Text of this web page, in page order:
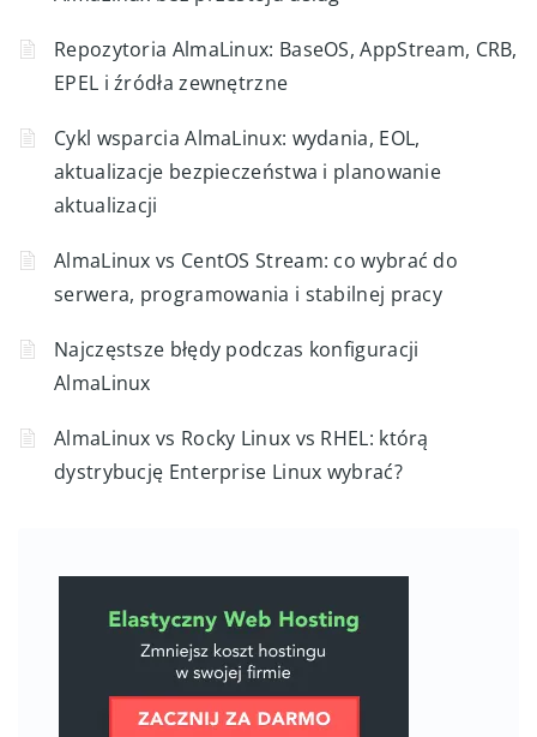
Repozytoria AlmaLinux: BaseOS, AppStream, CRB,
EPEL i źródła zewnętrzne
Cykl wsparcia AlmaLinux: wydania, EOL,
aktualizacje bezpieczeństwa i planowanie
aktualizacji
AlmaLinux vs CentOS Stream: co wybrać do
serwera, programowania i stabilnej pracy
Najczęstsze błędy podczas konfiguracji
AlmaLinux
AlmaLinux vs Rocky Linux vs RHEL: którą
dystrybucję Enterprise Linux wybrać?